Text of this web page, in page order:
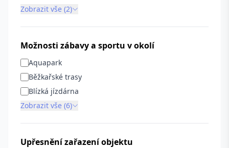
Zobrazit vše (2)
Možnosti zábavy a sportu v okolí
Aquapark
Běžkařské trasy
Blízká jízdárna
Zobrazit vše (6)
Upřesnění zařazení objektu